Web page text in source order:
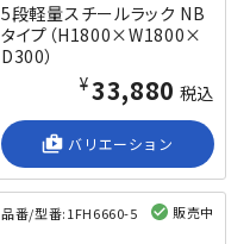
5段軽量スチールラック NB
タイプ（H1800×W1800×
D300）
¥33,880 税込
shop_2 バリエーション
品番/型番:1FH6660-5 販売中